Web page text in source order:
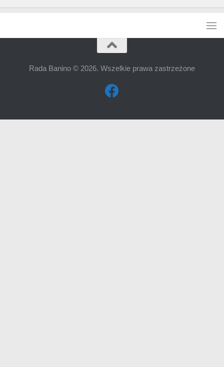
Rada Banino © 2026. Wszelkie prawa zastrzeżone